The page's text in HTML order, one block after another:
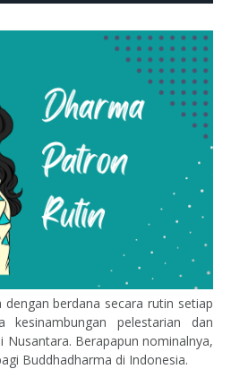
berdana secara rutin setiap
kesinambungan pelestarian dan
Nusantara. Berapapun nominalnya,
Buddhadharma di Indonesia.